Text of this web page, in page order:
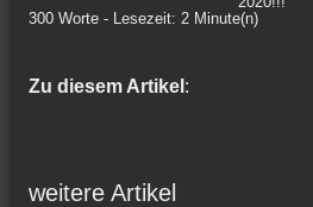
300 Worte - Lesezeit: 2 Minute(n)
Zu diesem Artikel :
weitere Artikel